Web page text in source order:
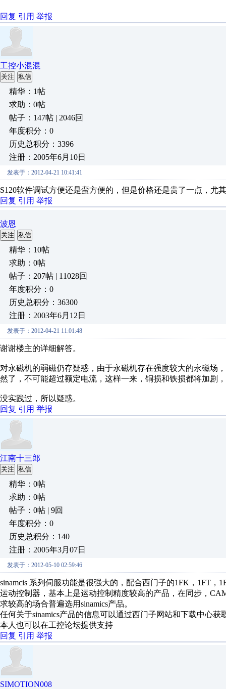
回复 引用 举报
工控小混混
关注 私信
精华：1帖
求助：0帖
帖子：147帖 | 2046回
年度积分：0
历史总积分：3396
注册：2005年6月10日
发表于：2012-04-21 10:41:41
S120软件调试方便还是蛮方便的，但是价格还是贵了一点，尤
回复 引用 举报
波恩
关注 私信
精华：10帖
求助：0帖
帖子：207帖 | 11028回
年度积分：0
历史总积分：36300
注册：2003年6月12日
发表于：2012-04-21 11:01:48
谢谢楼主的详细解答。
对永磁机的弱磁仍存疑惑，由于永磁机存在强度较大的永磁场
然了，不可能超过额定电流，这样一来，铜损和铁损都将加剧
没实践过，所以疑惑。
回复 引用 举报
江南十三郎
关注 私信
精华：0帖
求助：0帖
帖子：0帖 | 9回
年度积分：0
历史总积分：140
注册：2005年3月07日
发表于：2012-05-10 02:59:46
sinamcis 系列伺服功能是很强大的，配合西门子的1FK，1FT
运动控制器，基本上是运动控制精度较高的产品，在同步，
求较高的场合普遍选用sinamics产品。
任何关于sinamics产品的信息可以通过西门子网站和下载中心
本人也可以在工控论坛提供支持
回复 引用 举报
SIMOTION008